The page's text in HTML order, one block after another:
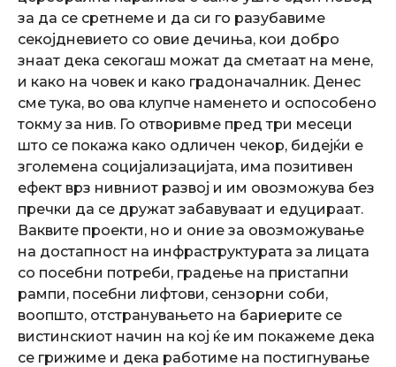
за да се сретнеме и да си го разубавиме
секојдневието со овие дечиња, кои добро
знаат дека секогаш можат да сметаат на мене,
и како на човек и како градоначалник. Денес
сме тука, во ова клупче наменето и оспособено
токму за нив. Го отворивме пред три месеци
што се покажа како одличен чекор, бидејќи е
зголемена социјализацијата, има позитивен
ефект врз нивниот развој и им овозможува без
пречки да се дружат забавуваат и едуцираат.
Ваквите проекти, но и оние за овозможување
на достапност на инфраструктурата за лицата
со посебни потреби, градење на пристапни
рампи, посебни лифтови, сензорни соби,
воопшто, отстранувањето на бариерите се
вистинскиот начин на кој ќе им покажеме дека
се грижиме и дека работиме на постигнување